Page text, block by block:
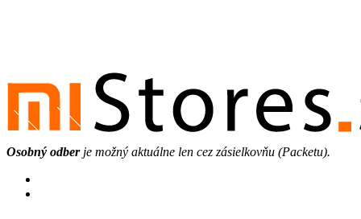
Osobný odberje možný aktuálne len cez zásielkovňu (Packetu).